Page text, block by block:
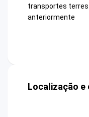
transportes
anteriormente
Localização